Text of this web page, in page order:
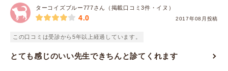
ターコイズブルー777さん（掲載口コミ3件・イヌ）
2017年08月投稿
4.0
この口コミは受診から5年以上経過しています。
とても感じのいい先生できちんと診てくれます